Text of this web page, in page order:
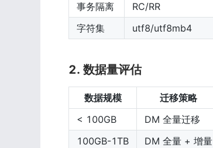
事务隔离
RC/RR
字符集
utf8/utf8mb4
2. 数据量评估
数据规模 迁移策略
< 100GB
DM 全量迁移
100GB-1TB
DM 全量 + 增量